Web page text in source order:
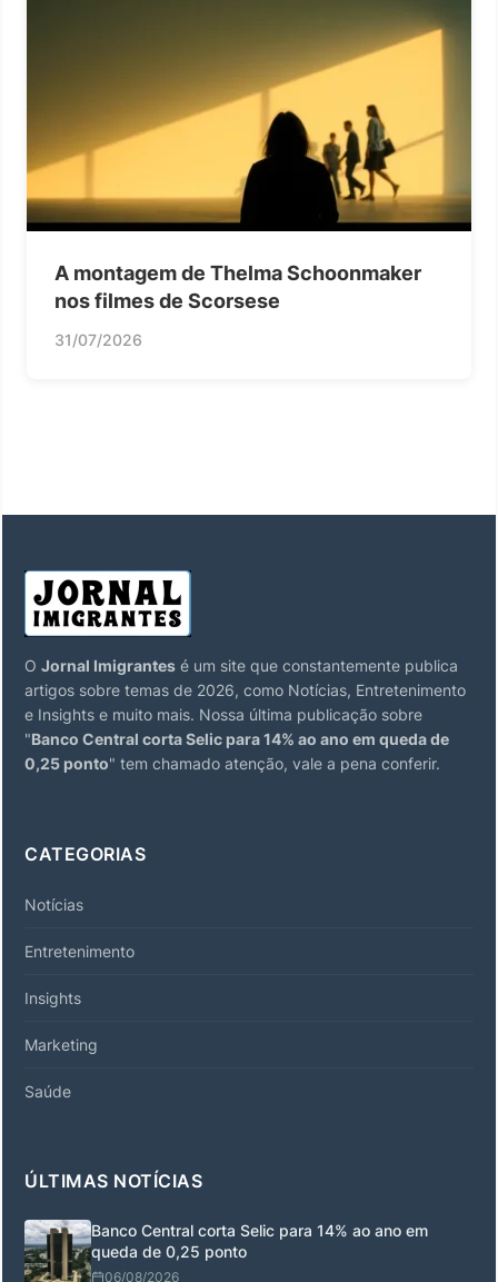
A montagem de Thelma Schoonmaker
nos filmes de Scorsese
31/07/2026
O Jornal Imigrantes é um site que constantemente publica
artigos sobre temas de 2026, como Notícias, Entretenimento
e Insights e muito mais. Nossa última publicação sobre
"Banco Central corta Selic para 14% ao ano em queda de
0,25 ponto" tem chamado atenção, vale a pena conferir.
CATEGORIAS
Notícias
Entretenimento
Insights
Marketing
Saúde
ÚLTIMAS NOTÍCIAS
Banco Central corta Selic para 14% ao ano em
queda de 0,25 ponto
06/08/2026